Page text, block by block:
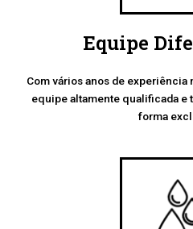
Equipe
Com vários anos de experiência
equipe altamente qualificada e
forma